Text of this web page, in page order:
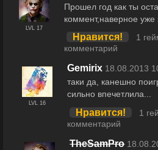
LVL 17
Прошел год как ты
коммент,наверное
Нравится!
1
комментарий
LVL 16
Gemirix 18.08.2013
таки да, канешно
сильно впечетлила...
Нравится!
1
комментарий
TheSamPrо